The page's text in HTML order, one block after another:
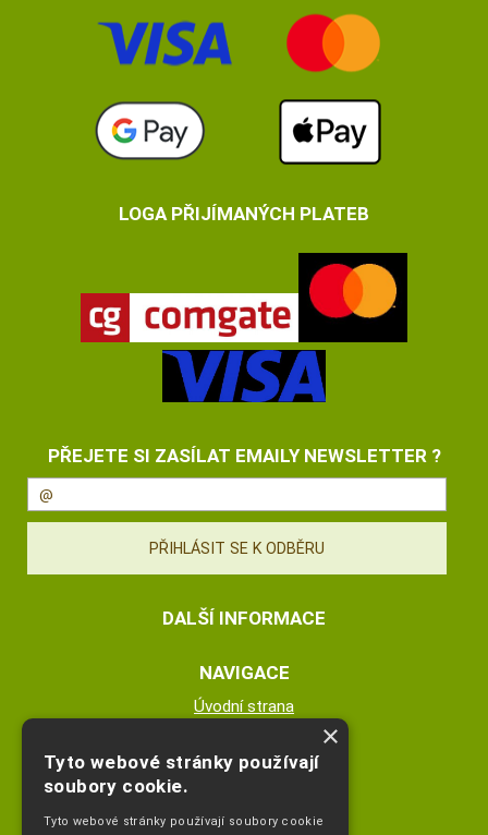
LOGA PŘIJÍMANÝCH PLATEB
PŘEJETE SI ZASÍLAT EMAILY NEWSLETTER ?
DALŠÍ INFORMACE
NAVIGACE
Úvodní strana
Nákupní košík
Obchodní podmínky
×
Tyto webové stránky používají
soubory cookie.
Tyto webové stránky používají soubory cookie